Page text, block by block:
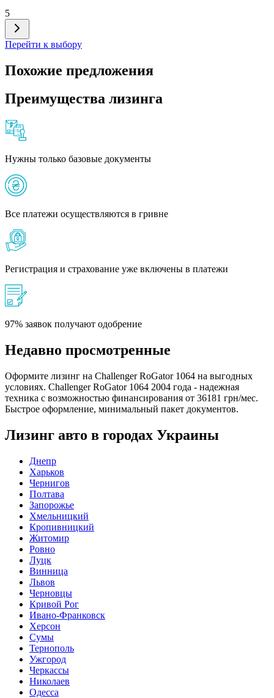
5
Перейти к выбору
Похожие предложения
Преимущества лизинга
Нужны только базовые документы
Все платежи осуществляются в гривне
Регистрация и страхование уже включены в платежи
97% заявок получают одобрение
Недавно просмотренные
Оформите лизинг на Challenger RoGator 1064 на выгодных
условиях. Challenger RoGator 1064 2004 года - надежная
техника с возможностью финансирования от 36181 грн/мес.
Быстрое оформление, минимальный пакет документов.
Лизинг авто в городах Украины
Днепр
Харьков
Чернигов
Полтава
Запорожье
Хмельницкий
Кропивницкий
Житомир
Ровно
Луцк
Винница
Львов
Черновцы
Кривой Рог
Ивано-Франковск
Херсон
Сумы
Тернополь
Ужгород
Черкассы
Николаев
Одесса